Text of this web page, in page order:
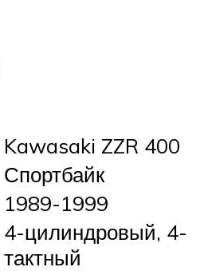
Kawasaki ZZR 400
Спортбайк
1989-1999
4-цилиндровый, 4-
тактный